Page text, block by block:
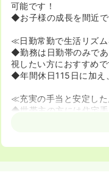
可能です！
◆お子様の成長を間近
≪日勤常勤で生活リズ
◆勤務は日勤帯のみで
視したい方におすすめで
◆年間休日115日に加え
≪充実の手当と安定し
◆世帯主の方には住宅
◆昇給は年1回、賞与は
≪子育て中の方にも嬉